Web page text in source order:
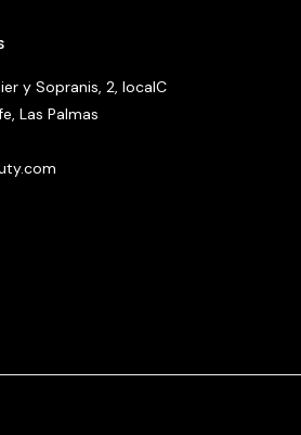
y Sopranis, 2, localC
Las Palmas